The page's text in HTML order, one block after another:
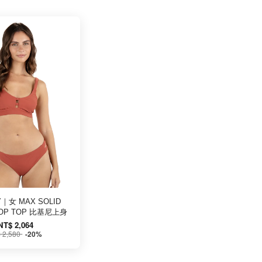
｜女 MAX SOLID
TOP 比基尼上身
2,064
2,580 -20%